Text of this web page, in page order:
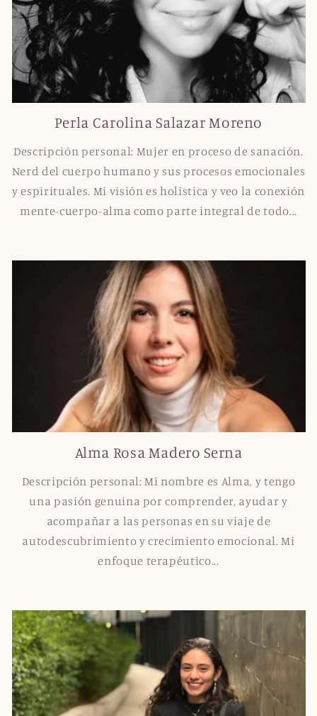
Perla Carolina Salazar Moreno
Descripción personal: Mujer en proceso de sanación.
Nerd del cuerpo humano y sus procesos emocionales
y espirituales. Mi visión es holística y veo la conexión
mente-cuerpo-alma como parte integral de todo...
Alma Rosa Madero Serna
Descripción personal: Mi nombre es Alma, y tengo
una pasión genuina por comprender, ayudar y
acompañar a las personas en su viaje de
autodescubrimiento y crecimiento emocional. Mi
enfoque terapéutico...